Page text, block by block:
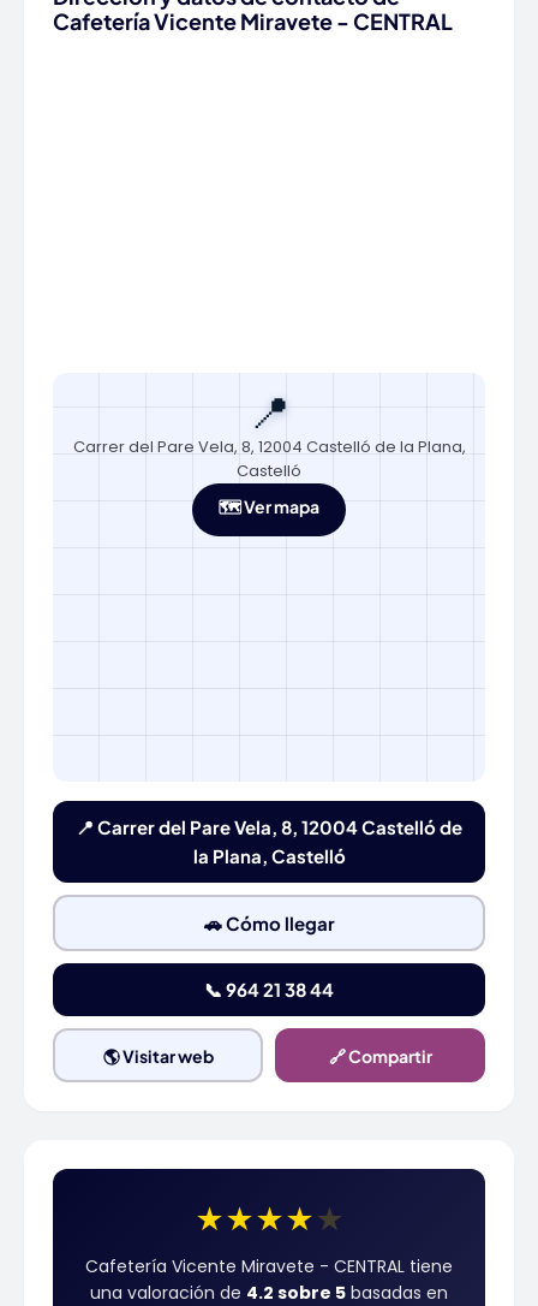
Cafetería Vicente Miravete - CENTRAL
📍
Carrer del Pare Vela, 8, 12004 Castelló de la Plana,
Castelló
🗺️ Ver mapa
📍 Carrer del Pare Vela, 8, 12004 Castelló de
la Plana, Castelló
🚗 Cómo llegar
📞 964 21 38 44
🌎 Visitar web 🔗 Compartir
★★★★★
Cafetería Vicente Miravete - CENTRAL tiene
una valoración de 4.2 sobre 5 basadas en